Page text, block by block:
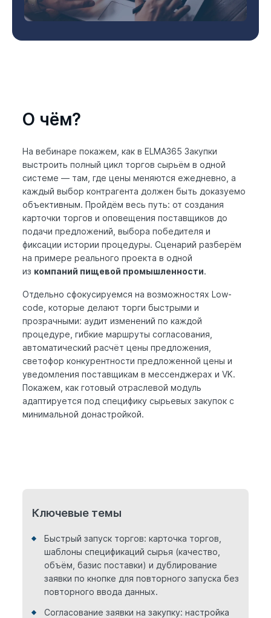
О чём?
На вебинаре покажем, как в ELMA365 Закупки
выстроить полный цикл торгов сырьём в одной
системе — там, где цены меняются ежедневно, а
каждый выбор контрагента должен быть доказуемо
объективным. Пройдём весь путь: от создания
карточки торгов и оповещения поставщиков до
подачи предложений, выбора победителя и
фиксации истории процедуры. Сценарий разберём
на примере реального проекта в одной
из компаний пищевой промышленности.
Отдельно сфокусируемся на возможностях Low-
code, которые делают торги быстрыми и
прозрачными: аудит изменений по каждой
процедуре, гибкие маршруты согласования,
автоматический расчёт цены предложения,
светофор конкурентности предложенной цены и
уведомления поставщикам в мессенджерах и VK.
Покажем, как готовый отраслевой модуль
адаптируется под специфику сырьевых закупок с
минимальной донастройкой.
Ключевые темы
Быстрый запуск торгов: карточка торгов,
шаблоны спецификаций сырья (качество,
объём, базис поставки) и дублирование
заявки по кнопке для повторного запуска без
повторного ввода данных.
Согласование заявки на закупку: настройка